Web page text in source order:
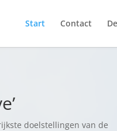
Start Contact
doelstellingen van de